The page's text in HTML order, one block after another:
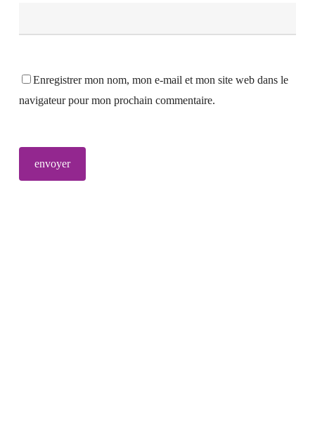
Enregistrer mon nom, mon e-mail et mon site web dans le
navigateur pour mon prochain commentaire.